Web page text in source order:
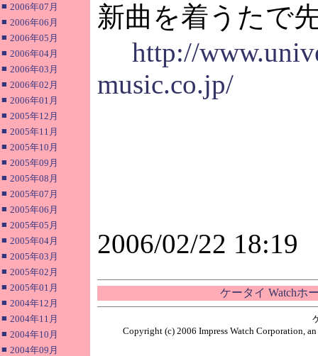
■ 2006年07月
■ 2006年06月
■ 2006年05月
■ 2006年04月
■ 2006年03月
■ 2006年02月
■ 2006年01月
■ 2005年12月
■ 2005年11月
■ 2005年10月
■ 2005年09月
■ 2005年08月
■ 2005年07月
■ 2005年06月
■ 2005年05月
■ 2005年04月
■ 2005年03月
■ 2005年02月
■ 2005年01月
■ 2004年12月
■ 2004年11月
■ 2004年10月
■ 2004年09月
新曲を着うたで
http://
music.co.jp/
2006/02/22 18:19
ケータイ Watchホ
Copyright (c) 2006 Impress Watch Corporation,